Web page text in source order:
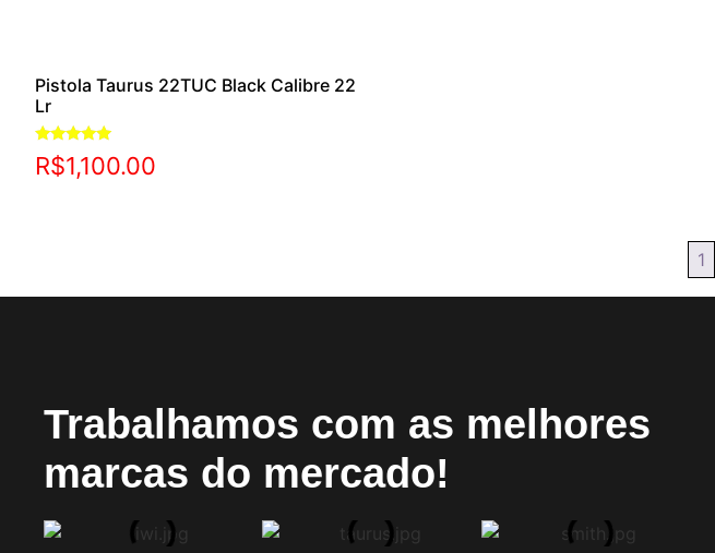
Pistola Taurus 22TUC Black Calibre 22
Lr
Avaliação
5.00
R$1,100.00
1
Trabalhamos com as melhores
marcas do mercado!